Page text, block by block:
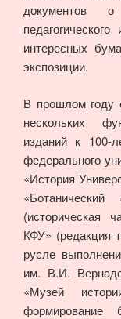
документов о
интересных
экспозиции.
В прошлом году
нескольких
изданий к 100-
федерального
«История
(историческая
КФУ» (редакция
русле
им. В.И.
«Музей
формирование